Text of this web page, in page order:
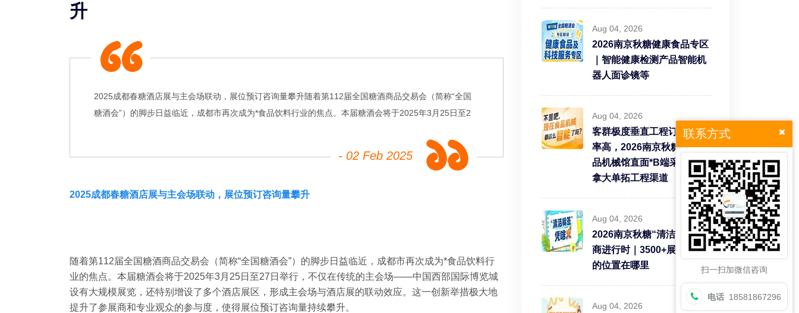
升
2025成都春糖酒店展与主会场联动，展位预订咨询量攀升随着第112届全国糖酒商品交易会（简称“全国
糖酒会”）的脚步日益临近，成都市再次成为*食品饮料行业的焦点。本届糖酒会将于2025年3月25日至2
- 02 Feb 2025
2025成都春糖酒店展与主会场联动，展位预订咨询量攀升
随着第112届全国糖酒商品交易会（简称“全国糖酒会”）的脚步日益临近，成都市再次成为*食品饮料行
业的焦点。本届糖酒会将于2025年3月25日至27日举行，不仅在传统的主会场——中国西部国际博览城
设有大规模展览，还特别增设了多个酒店展区，形成主会场与酒店展的联动效应。这一创新举措极大地
提升了参展商和专业观众的参与度，使得展位预订咨询量持续攀升。
Aug 04, 2026
2026南京秋糖健康食品专区
｜智能健康检测产品智能机
器人面诊镜等
Aug 04, 2026
客群极度垂直工程订单转化
率高，2026南京秋糖9号食
品机械馆直面*B端采购需求
拿大单拓工程渠道
Aug 04, 2026
2026南京秋糖“清洁标签”招
商进行时｜3500+展商中你
的位置在哪里
Aug 04, 2026
联系方式
扫一扫加微信咨询
电话 18581867296